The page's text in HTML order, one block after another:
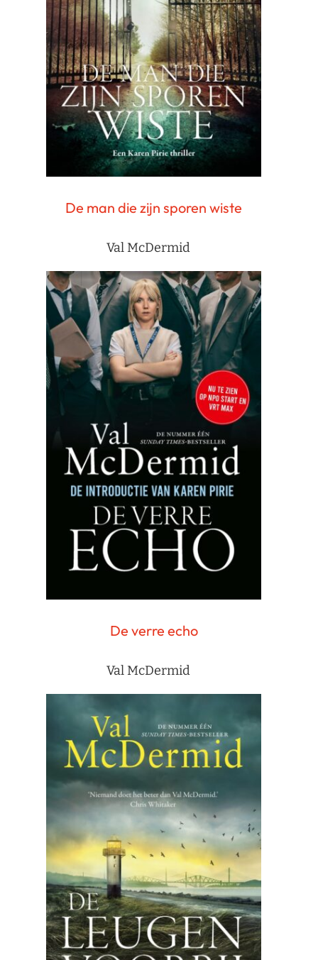
De man die zijn sporen wiste
Val McDermid
De verre echo
Val McDermid